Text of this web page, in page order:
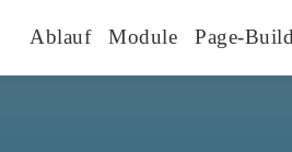
Ablauf Module Page-